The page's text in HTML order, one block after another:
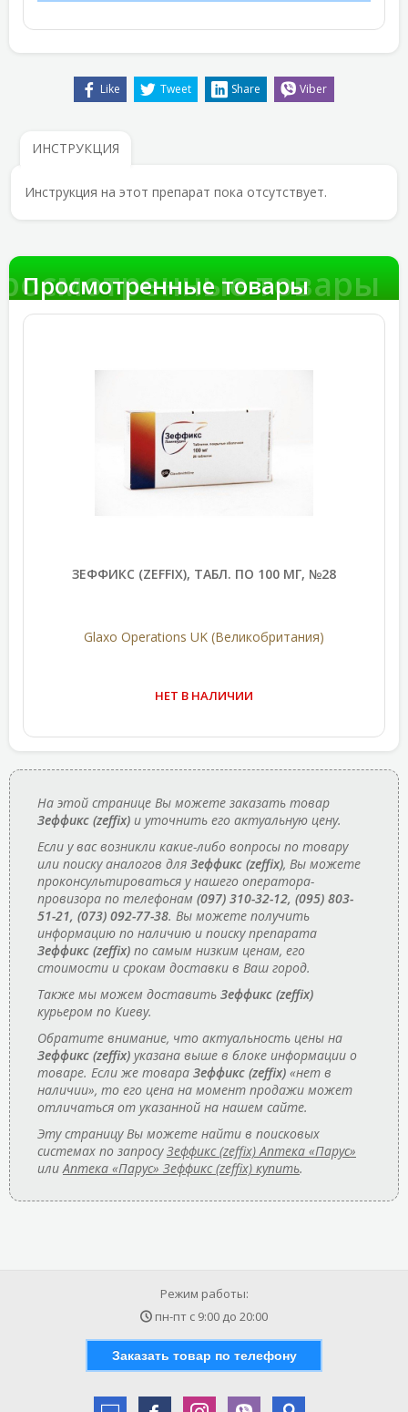
Like Tweet Share Viber
ИНСТРУКЦИЯ
Инструкция на этот препарат пока отсутствует.
товары
Просмотренные товары
ЗЕФФИКС (ZEFFIX), ТАБЛ. ПО 100 МГ, №28
Glaxo Operations UK (Великобритания)
НЕТ В НАЛИЧИИ
На этой странице Вы можете заказать товар
Зеффикс (zeffix) и уточнить его актуальную цену.
Если у вас возникли какие-либо вопросы по товару
или поиску аналогов для Зеффикс (zeffix), Вы можете
проконсультироваться у нашего оператора-
провизора по телефонам (097) 310-32-12, (095) 803-
51-21, (073) 092-77-38. Вы можете получить
информацию по наличию и поиску препарата
Зеффикс (zeffix) по самым низким ценам, его
стоимости и срокам доставки в Ваш город.
Также мы можем доставить Зеффикс (zeffix)
курьером по Киеву.
Обратите внимание, что актуальность цены на
Зеффикс (zeffix) указана выше в блоке информации о
товаре. Если же товара Зеффикс (zeffix) «нет в
наличии», то его цена на момент продажи может
отличаться от указанной на нашем сайте.
Эту страницу Вы можете найти в поисковых
системах по запросуЗеффикс (zeffix) Аптека «Парус»
илиАптека «Парус» Зеффикс (zeffix) купить.
Режим работы:
пн-пт с 9:00 до 20:00
Заказать товар по телефону